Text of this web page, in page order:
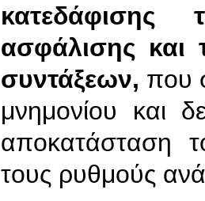
κατεδάφισης
ασφάλισης και
συντάξεων, που
μνημονίου και
αποκατάσταση
τους ρυθμούς